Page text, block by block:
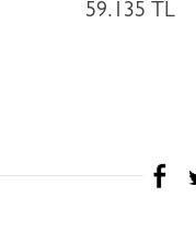
59.135 TL